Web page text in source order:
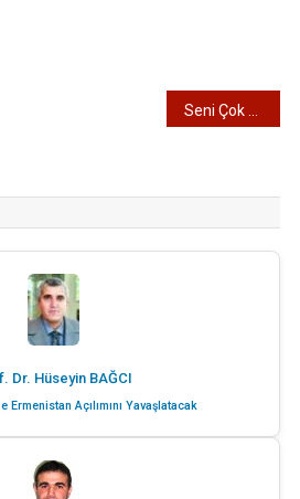
Dr. Hüseyin BAĞCI
Ermenistan Açılımını Yavaşlatacak